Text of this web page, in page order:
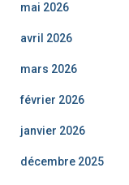
mai 2026
avril 2026
mars 2026
février 2026
janvier 2026
décembre 2025